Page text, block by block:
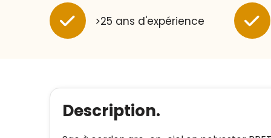
>25 ans d'expérience
Description.